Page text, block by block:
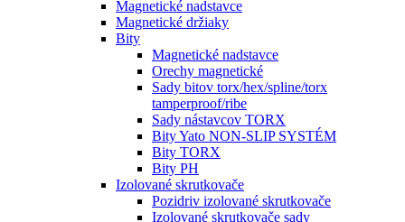
Magnetické nadstavce
Magnetické držiaky
Bity
Magnetické nadstavce
Orechy magnetické
Sady bitov torx/hex/spline/torx
tamperproof/ribe
Sady nástavcov TORX
Bity Yato NON-SLIP SYSTÉM
Bity TORX
Bity PH
Izolované skrutkovače
Pozidriv izolované skrutkovače
Izolované skrutkovače sady